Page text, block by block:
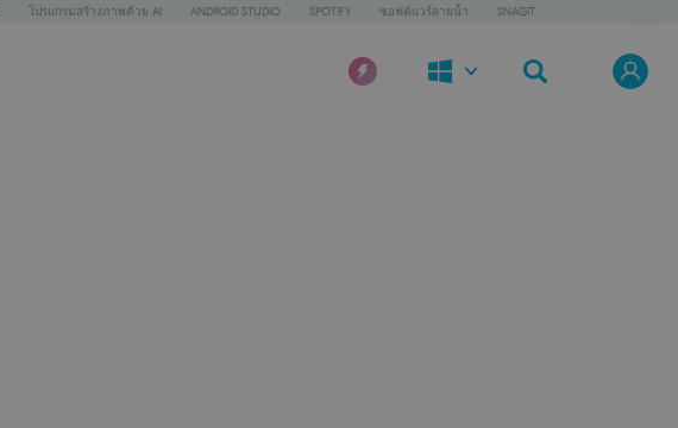
โปรแกรมสร้างภาพด้วย AI ANDROID STUDIO SPOTIFY ซอฟต์แวร์ลายน้ำ SNAGIT